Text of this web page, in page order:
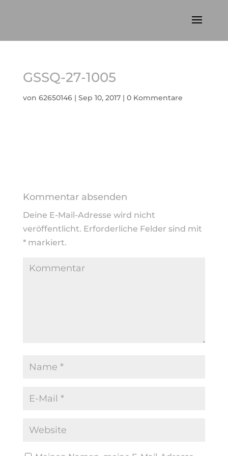
GSSQ-27-1005
von 62650146| Sep 10, 2017| 0 Kommentare
Kommentar absenden
Deine E-Mail-Adresse wird nicht
veröffentlicht. Erforderliche Felder sind mit
*markiert.